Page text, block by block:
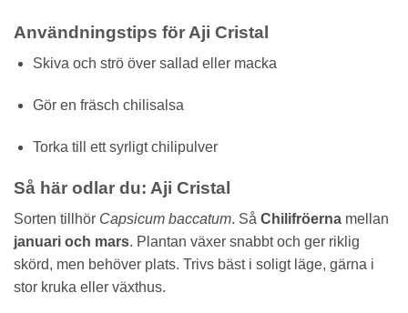
Användningstips för Aji Cristal
Skiva och strö över sallad eller macka
Gör en fräsch chilisalsa
Torka till ett syrligt chilipulver
Så här odlar du: Aji Cristal
Sorten tillhör Capsicum baccatum. Så Chilifröerna mellan
januari och mars. Plantan växer snabbt och ger riklig
skörd, men behöver plats. Trivs bäst i soligt läge, gärna i
stor kruka eller växthus.